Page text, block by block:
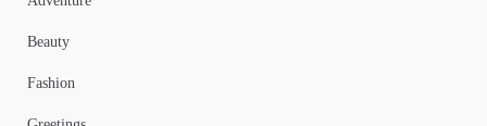
Beauty
Fashion